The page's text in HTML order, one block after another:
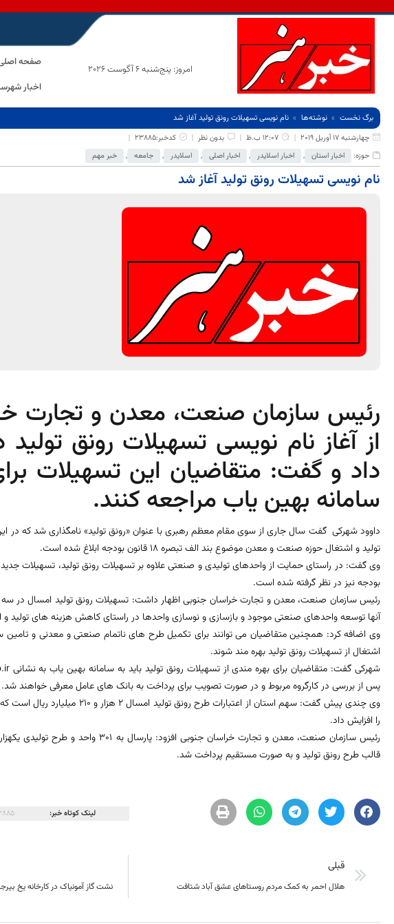
امروز: پنج‌شنبه 6 آگوست 2026
صفحه
اخبار
برگ نخست نوشته‌ها
نام نویسی تسهیلات رونق تولید آغاز شد
چهارشنبه 17 آوریل 2019
12:07 ب.ظ بدون نظر
کدخبر:23885
حوزه:
اخبار استان , اخبار اسلایدر , اخبار اصلی , اسلایدر , جامعه , خبر مهم
نام نویسی تسهیلات رونق تولید آغاز شد
رئیس سازمان صنعت، معدن و تجارت
از آغاز نام نویسی تسهیلات رونق
داد و گفت: متقاضیان این تسهیلات
سامانه بهین یاب مراجعه کنند.
داوود شهرکی گفت سال جاری از سوی مقام معظم رهبری با عنوان «رونق تولید» نامگذاری شد که در این
تولید و اشتغال حوزه صنعت و معدن موضوع بند الف تبصره 18 قانون بودجه ابلاغ شده است.
بودجه نیز در نظر گرفته شده است.
رئیس سازمان صنعت، معدن و تجارت خراسان جنوبی اظهار داشت: تسهیلات رونق تولید امسال در
آنها توسعه واحدهای صنعتی موجود و بازسازی و نوسازی واحدها در راستای کاهش هزینه های تولید و
وی اضافه کرد: همچنین متقاضیان می توانند برای تکمیل طرح های ناتمام صنعتی و معدنی و
اشتغال از تسهیلات رونق تولید بهره مند شوند.
پس از بررسی در کارگروه مربوط و در صورت تصویب برای پرداخت به بانک های عامل معرفی خواهند شد.
وی چندی پیش گفت: سهم استان از اعتبارات طرح
را افزایش داد.
قالب طرح رونق تولید و به صورت مستقیم پرداخت شد.
لینک کوتاه خبر:
قبلی
هلال احمر به کمک مردم روستاهای عشق آباد شتافت نشت گاز آمونیاک در کارخانه یخ بیرجند ۳ مسموم برجای